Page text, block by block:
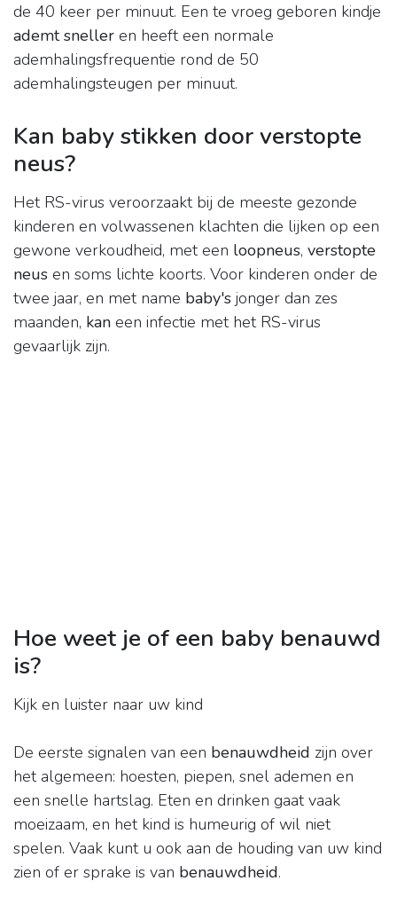
de 40 keer per minuut. Een te vroeg geboren kindje
ademt sneller en heeft een normale
ademhalingsfrequentie rond de 50
ademhalingsteugen per minuut.
Kan baby stikken door verstopte
neus?
Het RS-virus veroorzaakt bij de meeste gezonde
kinderen en volwassenen klachten die lijken op een
gewone verkoudheid, met een loopneus, verstopte
neus en soms lichte koorts. Voor kinderen onder de
twee jaar, en met name baby's jonger dan zes
maanden, kan een infectie met het RS-virus
gevaarlijk zijn.
Hoe weet je of een baby benauwd
is?
Kijk en luister naar uw kind
De eerste signalen van een benauwdheid zijn over
het algemeen: hoesten, piepen, snel ademen en
een snelle hartslag. Eten en drinken gaat vaak
moeizaam, en het kind is humeurig of wil niet
spelen. Vaak kunt u ook aan de houding van uw kind
zien of er sprake is van benauwdheid.